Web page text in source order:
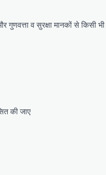
गुणवत्ता व सुरक्षा मानकों से किसी
की जाए